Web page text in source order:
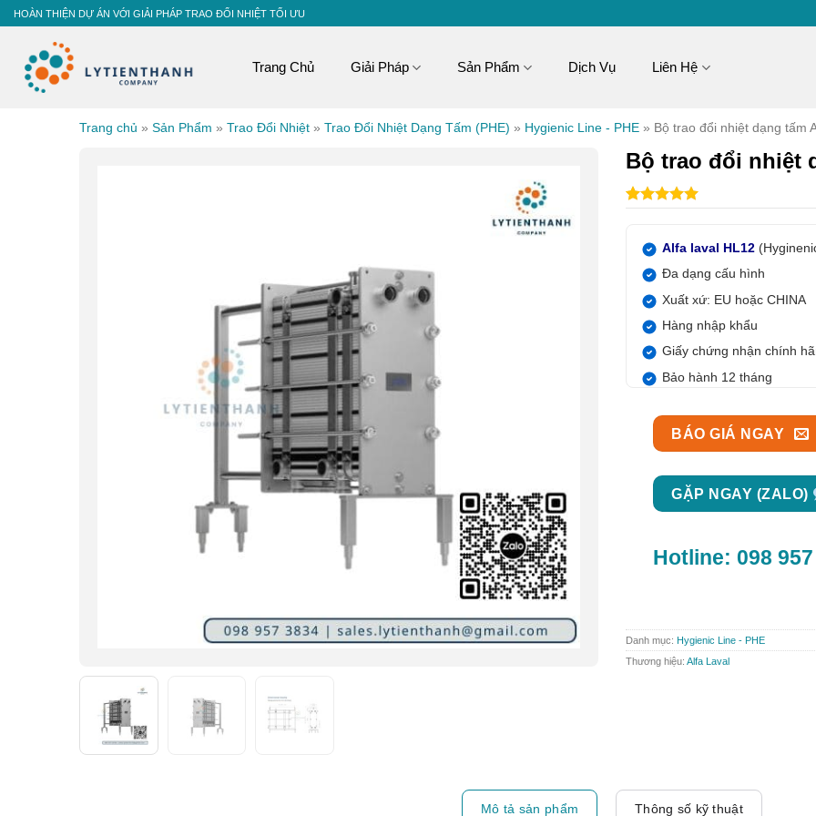
HOÀN THIỆN DỰ ÁN VỚI GIẢI PHÁP TRAO ĐỔI NHIỆT TỐI ƯU
Trang Chủ Giải Pháp Sản Phẩm Dịch Vụ Liên Hệ
Trang chủ » Sản Phẩm » Trao Đổi Nhiệt » Trao Đổi Nhiệt Dạng Tấm (PHE) » Hygienic Line - PHE » Bộ trao đổi nhiệt dạng tấm
Bộ trao đổi nhiệt
đánh giáAlfa laval HL12
Đa dạng cấu hình
Xuất xứ: EU hoặc CHINA
Hàng nhập khẩu
Giấy chứng nhận chính
Bảo hành 12 tháng
BÁO GIÁ NGAY
GẶP NGAY (ZALO)
Hotline: 098
Danh mục: Hygienic Line - PHE
Thương hiệu: Alfa Laval
Mô tả sản phẩm Thông số kỹ thuật